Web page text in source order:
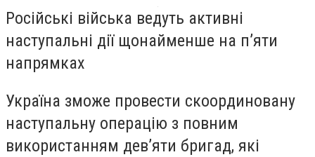
Російські війська ведуть активні
наступальні дії щонайменше на п’яти
напрямках
Україна зможе провести скоординовану
наступальну операцію з повним
використанням дев’яти бригад, які